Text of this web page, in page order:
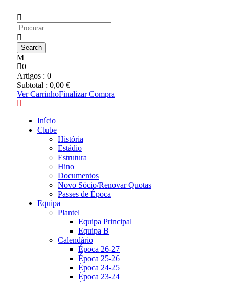
0
Artigos : 0
Subtotal : 0,00 €
Ver CarrinhoFinalizar Compra
Início
Clube
História
Estádio
Estrutura
Hino
Documentos
Novo Sócio/Renovar Quotas
Passes de Época
Equipa
Plantel
Equipa Principal
Equipa B
Calendário
Época 26-27
Época 25-26
Época 24-25
Época 23-24